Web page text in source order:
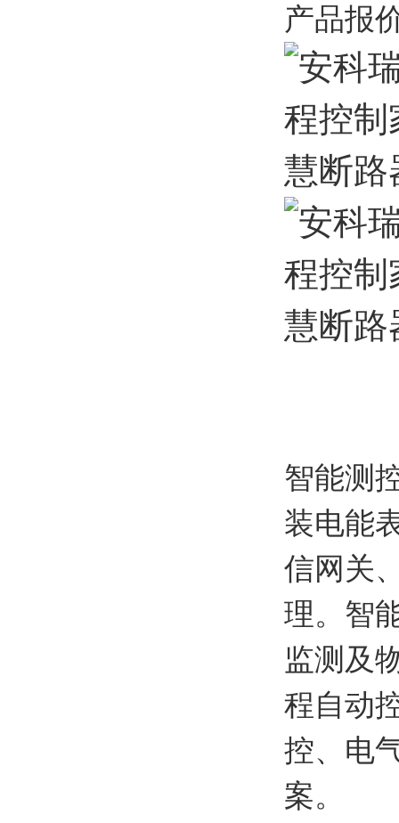
产品报
智能测
装电能
信网关
理。智
监测及
程自动
控、电
案。